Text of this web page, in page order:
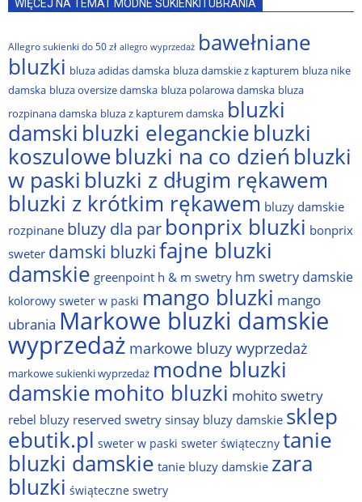
WIĘCEJ NA TEMAT MODNE SUKIENKI I UBRANIA
Allegro sukienki do 50 zł allegro wyprzedaż bawełniane
bluzki bluza adidas damska bluza damskie z kapturem bluza nike
damska bluza oversize damska bluza polarowa damska bluza
rozpinana damska bluza z kapturem damska bluzki
damski bluzki eleganckie bluzki
koszulowe bluzki na co dzień bluzki
w paski bluzki z długim rękawem
bluzki z krótkim rękawem bluzy damskie
rozpinane bluzy dla par bonprix bluzki bonprix
sweter damski bluzkifajne bluzki
damskie greenpoint h & m swetry hm swetry damskie
kolorowy sweter w paski mango bluzki mango
ubrania Markowe bluzki damskie
wyprzedaż markowe bluzy wyprzedaż
markowe sukienki wyprzedaż modne bluzki
damskiemohito bluzki mohito swetry
rebel bluzy reserved swetrysinsay bluzy damskie sklep
ebutik.pl sweter w paski sweter świąteczny tanie
bluzki damskie tanie bluzy damskie zara
bluzki świąteczne swetry